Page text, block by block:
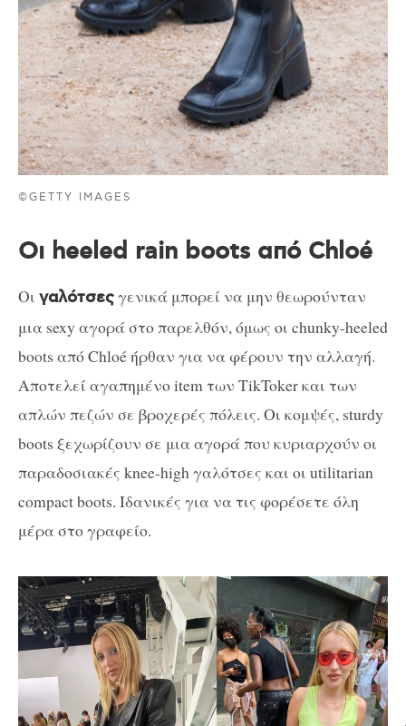
©GETTY IMAGES
Οι heeled rain boots από Chloé
Οι γαλότσεςγενικά μπορεί να μην θεωρούνταν
μια sexy αγορά στο παρελθόν, όμως οι chunky-heeled
boots από Chloé ήρθαν για να φέρουν την αλλαγή.
Αποτελεί αγαπημένο item των TikToker και των
απλών πεζών σε βροχερές πόλεις. Οι κομψές, sturdy
boots ξεχωρίζουν σε μια αγορά που κυριαρχούν oι
παραδοσιακές knee-high γαλότσες και οι utilitarian
compact boots. Ιδανικές για να τις φορέσετε όλη
μέρα στο γραφείο.